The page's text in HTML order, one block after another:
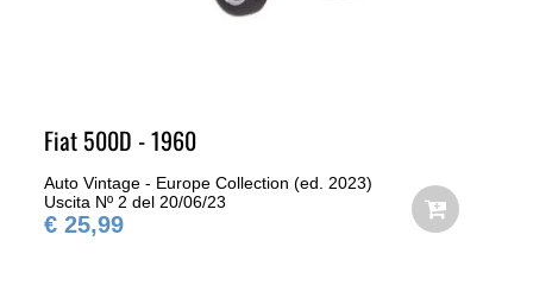
Fiat 500D - 1960
Auto Vintage - Europe Collection (ed. 2023)
Uscita Nº 2 del 20/06/23
€ 25,99